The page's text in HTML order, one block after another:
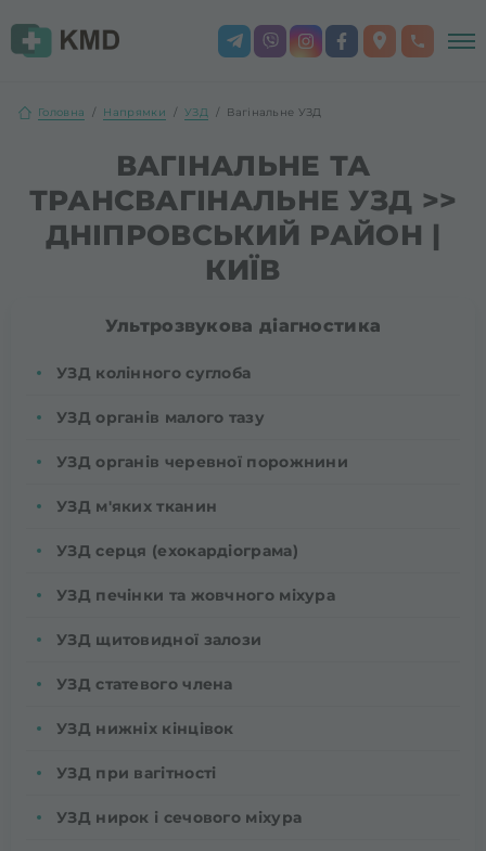
Головна Напрямки УЗД Вагінальне УЗД
ВАГІНАЛЬНЕ ТА
ТРАНСВАГІНАЛЬНЕ УЗД >>
ДНІПРОВСЬКИЙ РАЙОН |
КИЇВ
Ультрозвукова діагностика
УЗД колінного суглоба
УЗД органів малого тазу
УЗД органів черевної порожнини
УЗД м'яких тканин
УЗД серця (ехокардіограма)
УЗД печінки та жовчного міхура
УЗД щитовидної залози
УЗД статевого члена
УЗД нижніх кінцівок
УЗД при вагітності
УЗД нирок і сечового міхура